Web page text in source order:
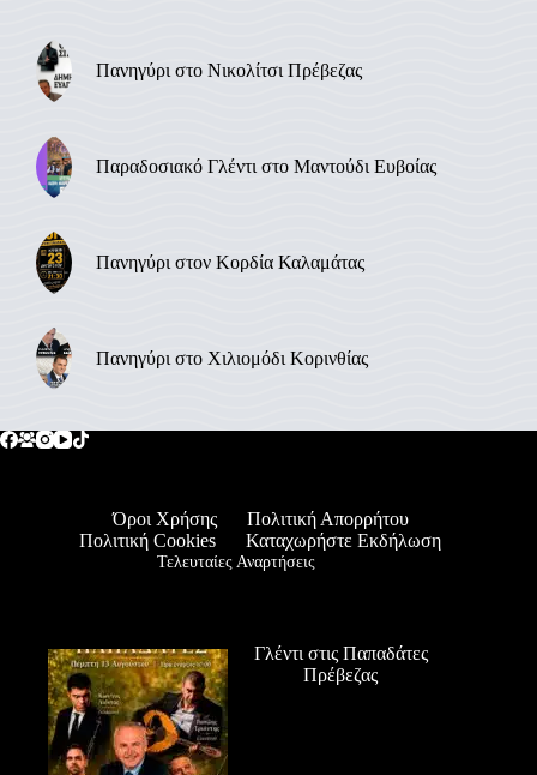
Πανηγύρι στο Νικολίτσι Πρέβεζας
Παραδοσιακό Γλέντι στο Μαντούδι Ευβοίας
Πανηγύρι στον Κορδία Καλαμάτας
Πανηγύρι στο Χιλιομόδι Κορινθίας
Όροι Χρήσης
Πολιτική Απορρήτου
Πολιτική Cookies
Καταχωρήστε Εκδήλωση
Τελευταίες Αναρτήσεις
Γλέντι στις Παπαδάτες
Πρέβεζας